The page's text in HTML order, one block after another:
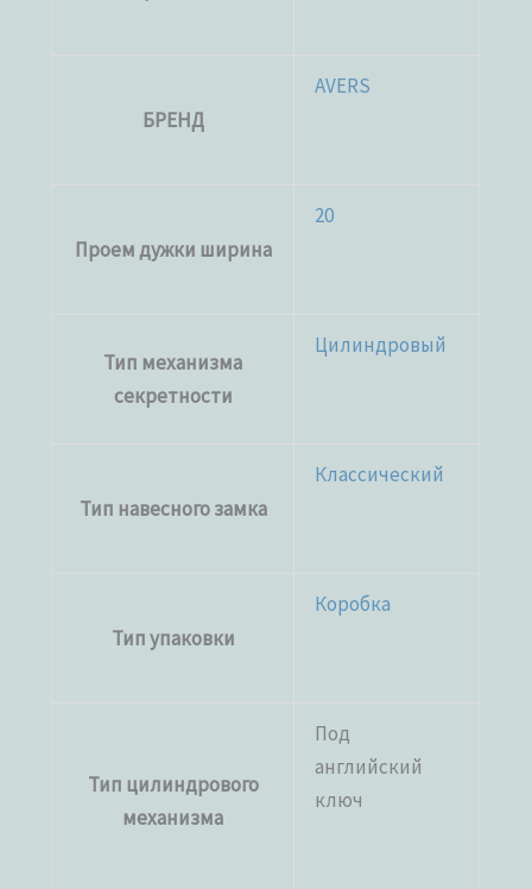
БРЕНД
AVERS
Проем дужки ширина
20
Тип механизма
секретности
Цилиндровый
Тип навесного замка
Классический
Тип упаковки
Коробка
Тип цилиндрового
механизма
Под
английский
ключ